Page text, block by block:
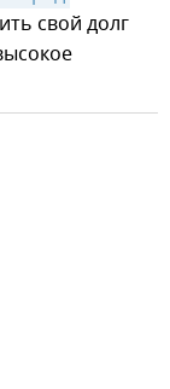
свой долг